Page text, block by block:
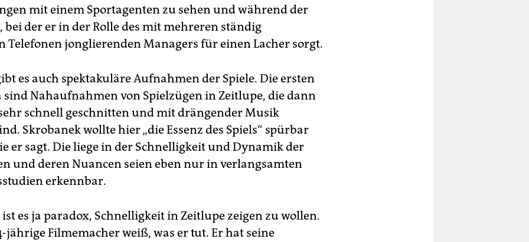
mit einem Sportagenten zu sehen und während der
der er in der Rolle des mit mehreren ständig
Telefonen jonglierenden Managers für einen Lacher sorgt.
es auch spektakuläre Aufnahmen der Spiele. Die ersten
sind Nahaufnahmen von Spielzügen in Zeitlupe, die dann
schnell geschnitten und mit drängender Musik
Skrobanek wollte hier „die Essenz des Spiels“ spürbar
er sagt. Die liege in der Schnelligkeit und Dynamik der
und deren Nuancen seien eben nur in verlangsamten
erkennbar.
es ja paradox, Schnelligkeit in Zeitlupe zeigen zu wollen.
jährige Filmemacher weiß, was er tut. Er hat seine